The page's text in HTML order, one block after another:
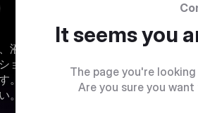
液冷構築
ョンま
。あなた
。
It seems you
The page you're
Are you sure you